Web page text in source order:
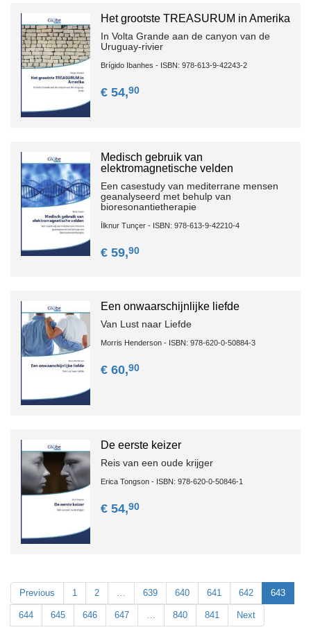
Het grootste TREASURUM in Amerika
In Volta Grande aan de canyon van de
Uruguay-rivier
Brígido Ibanhes - ISBN: 978-613-9-42243-2
€ 54,90
Medisch gebruik van
elektromagnetische velden
Een casestudy van mediterrane mensen
geanalyseerd met behulp van
bioresonantietherapie
İlknur Tunçer - ISBN: 978-613-9-42210-4
€ 59,90
Een onwaarschijnlijke liefde
Van Lust naar Liefde
Morris Henderson - ISBN: 978-620-0-50884-3
€ 60,90
De eerste keizer
Reis van een oude krijger
Erica Tongson - ISBN: 978-620-0-50846-1
€ 54,90
Previous 1 2 639 640 641 642 643
644 645 646 647 840 841 Next